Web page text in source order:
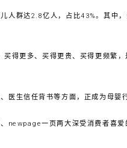
人群达2.8亿人，占比43%。其中
得更多、买得更贵、买得更频繁
医生信任背书等方面，正成为母婴
newpage一页两大深受消费者喜爱